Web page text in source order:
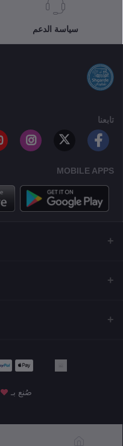
سياسة الدعم
تابعنا
MOBILE APPS
صُنع بـ